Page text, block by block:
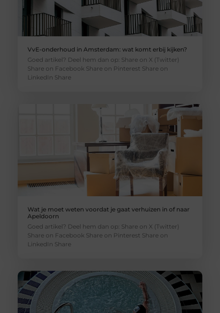
VvE-onderhoud in Amsterdam: wat komt erbij kijken?
Goed artikel? Deel hem dan op: Share on X (Twitter)
Share on Facebook Share on Pinterest Share on
LinkedIn Share
Wat je moet weten voordat je gaat verhuizen in of naar
Apeldoorn
Goed artikel? Deel hem dan op: Share on X (Twitter)
Share on Facebook Share on Pinterest Share on
LinkedIn Share